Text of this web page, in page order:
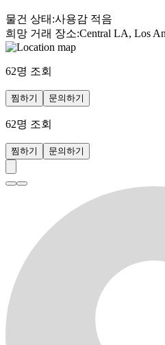
물건 상태 :사용감 적음
희망 거래 장소:Central LA, Los
62명 조회
찜하기 문의하기
62명 조회
찜하기 문의하기